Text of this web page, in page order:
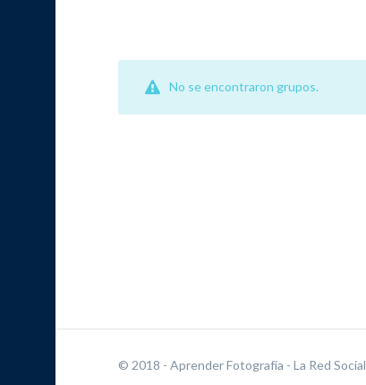
No se encontraron grupos.
© 2018 - Aprender Fotografía - La Red Social